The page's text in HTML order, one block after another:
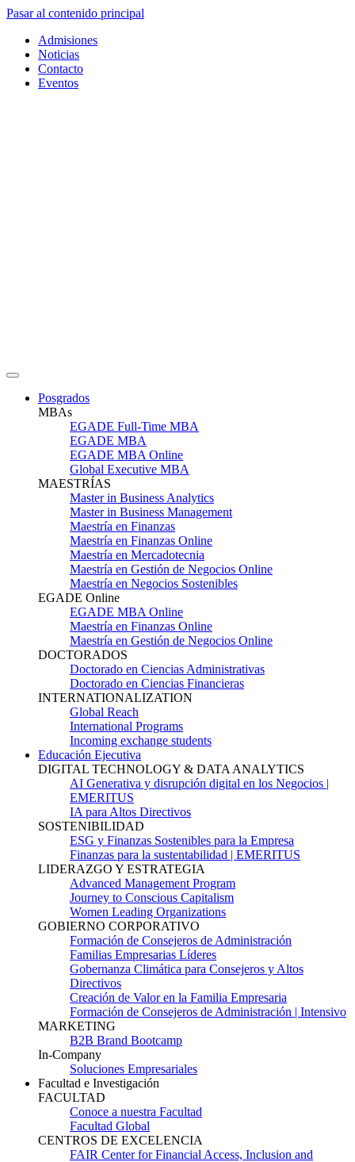
Pasar al contenido principal
Admisiones
Noticias
Contacto
Eventos
Posgrados
MBAs
EGADE Full-Time MBA
EGADE MBA
EGADE MBA Online
Global Executive MBA
MAESTRÍAS
Master in Business Analytics
Master in Business Management
Maestría en Finanzas
Maestría en Finanzas Online
Maestría en Mercadotecnia
Maestría en Gestión de Negocios Online
Maestría en Negocios Sostenibles
EGADE Online
EGADE MBA Online
Maestría en Finanzas Online
Maestría en Gestión de Negocios Online
DOCTORADOS
Doctorado en Ciencias Administrativas
Doctorado en Ciencias Financieras
INTERNATIONALIZATION
Global Reach
International Programs
Incoming exchange students
Educación Ejecutiva
DIGITAL TECHNOLOGY & DATA ANALYTICS
AI Generativa y disrupción digital en los Negocios |
EMERITUS
IA para Altos Directivos
SOSTENIBILIDAD
ESG y Finanzas Sostenibles para la Empresa
Finanzas para la sustentabilidad | EMERITUS
LIDERAZGO Y ESTRATEGIA
Advanced Management Program
Journey to Conscious Capitalism
Women Leading Organizations
GOBIERNO CORPORATIVO
Formación de Consejeros de Administración
Familias Empresarias Líderes
Gobernanza Climática para Consejeros y Altos
Directivos
Creación de Valor en la Familia Empresaria
Formación de Consejeros de Administración | Intensivo
MARKETING
B2B Brand Bootcamp
In-Company
Soluciones Empresariales
Facultad e Investigación
FACULTAD
Conoce a nuestra Facultad
Facultad Global
CENTROS DE EXCELENCIA
FAIR Center for Financial Access, Inclusion and